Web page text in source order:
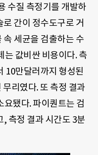
수질 측정기를 개발하
간이 정수도구로 거
속 세균을 검출하는 수
는 값비싼 비용이다. 측
10만달러까지 형성된
리였다. 또 측정 결과
됐다. 파이퀀트는 검
측정 결과 시간도 3분